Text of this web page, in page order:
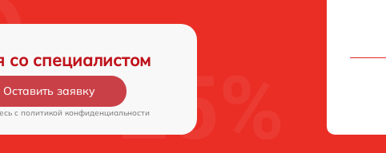
со специалистом
Оставить заявку
c политикой конфиденциальности